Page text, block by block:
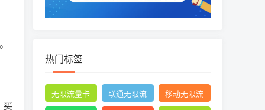
买
热门标签
无限流量卡
联通无限流
移动无限流